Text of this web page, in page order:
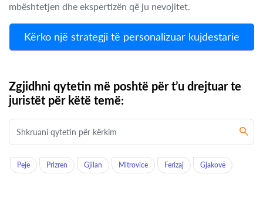
mbështetjen dhe ekspertizën që ju nevojitet.
Kërko një strategji të personalizuar kujdestarie
Zgjidhni qytetin më poshtë për t’u drejtuar te
juristët për këtë temë:
Pejë Prizren Gjilan Mitrovicë Ferizaj Gjakovë